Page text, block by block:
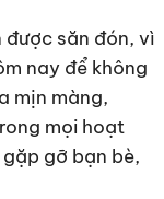
được săn đón, vì
nay để không
mịn màng,
mọi hoạt
gỡ bạn bè,